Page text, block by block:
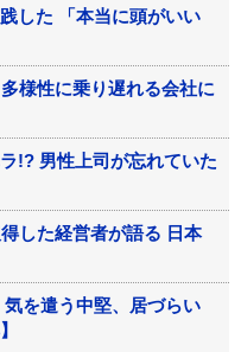
した 「本当に頭がいい
様性に乗り遅れる会社に
!? 男性上司が忘れていた
した経営者が語る 日本
を遣う中堅、居づらい